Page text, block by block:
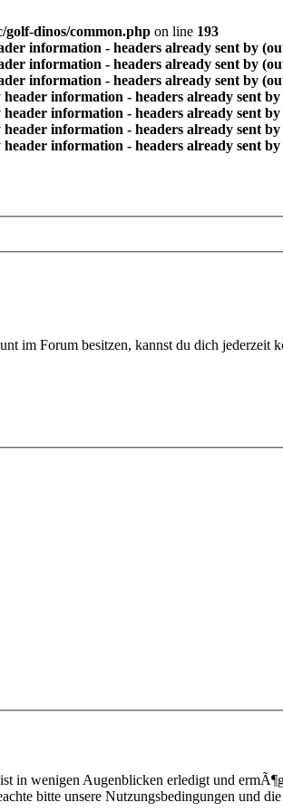
golf-dinos/common.php on line 193
information - headers already sent by
information - headers already sent by
information - headers already sent by
information - headers already sent
information - headers already sent
information - headers already sent
information - headers already sent
im Forum besitzen, kannst du dich jederzeit
in wenigen Augenblicken erledigt und
bitte unsere Nutzungsbedingungen und